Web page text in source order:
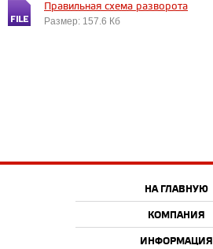
Правильная схема разворота
Размер: 157.6 Кб
НА ГЛАВНУЮ
КОМПАНИЯ
ИНФОРМАЦИЯ